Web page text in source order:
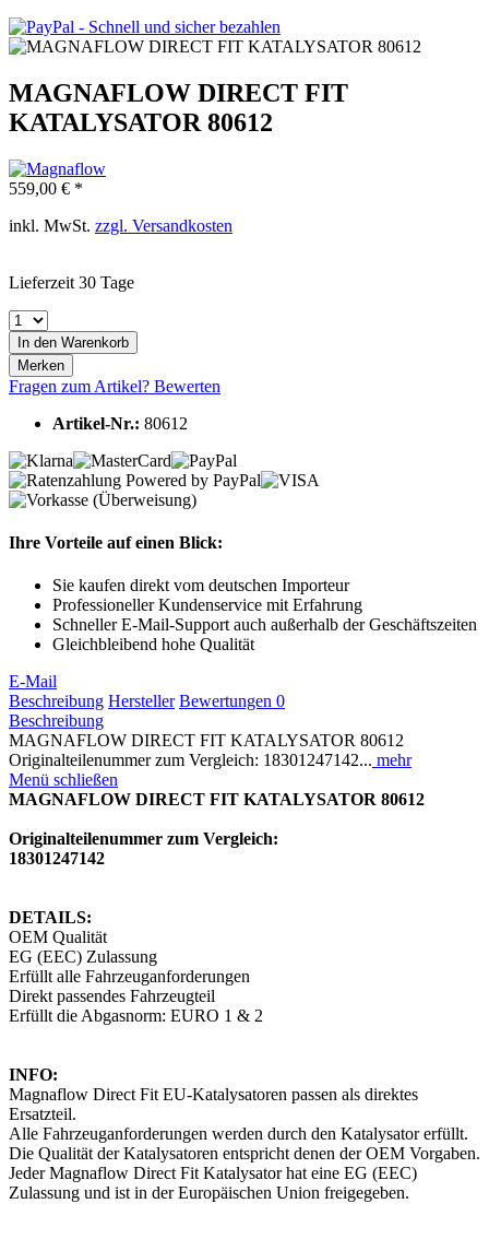
MAGNAFLOW DIRECT FIT
KATALYSATOR 80612
559,00 € *
inkl. MwSt. zzgl. Versandkosten
Lieferzeit 30 Tage
In den Warenkorb
Merken
Fragen zum Artikel? Bewerten
Artikel-Nr.: 80612
Ihre Vorteile auf einen Blick:
Sie kaufen direkt vom deutschen Importeur
Professioneller Kundenservice mit Erfahrung
Schneller E-Mail-Support auch außerhalb der Geschäftszeiten
Gleichbleibend hohe Qualität
E-Mail
Beschreibung Hersteller Bewertungen 0
Beschreibung
MAGNAFLOW DIRECT FIT KATALYSATOR 80612
Originalteilenummer zum Vergleich: 18301247142... mehr
Menü schließen
MAGNAFLOW DIRECT FIT KATALYSATOR 80612
Originalteilenummer zum Vergleich:
18301247142
DETAILS:
OEM Qualität
EG (EEC) Zulassung
Erfüllt alle Fahrzeuganforderungen
Direkt passendes Fahrzeugteil
Erfüllt die Abgasnorm: EURO 1 & 2
INFO:
Magnaflow Direct Fit EU-Katalysatoren passen als direktes
Ersatzteil.
Alle Fahrzeuganforderungen werden durch den Katalysator erfüllt.
Die Qualität der Katalysatoren entspricht denen der OEM Vorgaben.
Jeder Magnaflow Direct Fit Katalysator hat eine EG (EEC)
Zulassung und ist in der Europäischen Union freigegeben.